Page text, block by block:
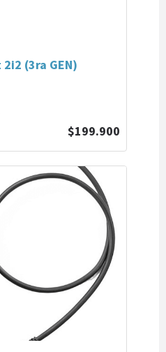
(3ra GEN)
$199.900